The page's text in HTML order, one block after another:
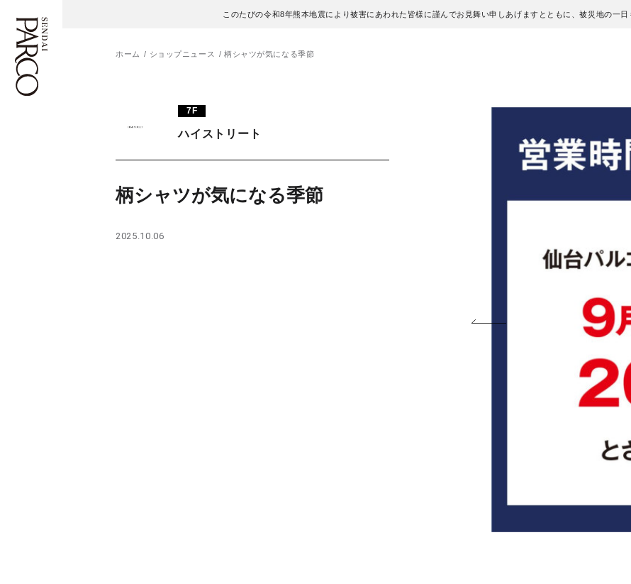
このたびの令和8年熊本地震により被害にあわれた皆様に謹んでお見舞い申しあげますとともに、被災地の一
施設案内・アクセス
ホーム ショップニュース 柄シャツが気になる季節
7F
ハイストリート
柄シャツが気になる季節
2025.10.06